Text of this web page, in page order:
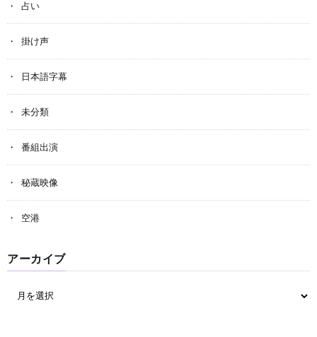
占い
掛け声
日本語字幕
未分類
番組出演
秘蔵映像
空港
アーカイブ